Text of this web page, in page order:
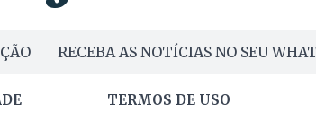
RECEBA AS NOTÍCIAS NO SEU
TERMOS DE USO